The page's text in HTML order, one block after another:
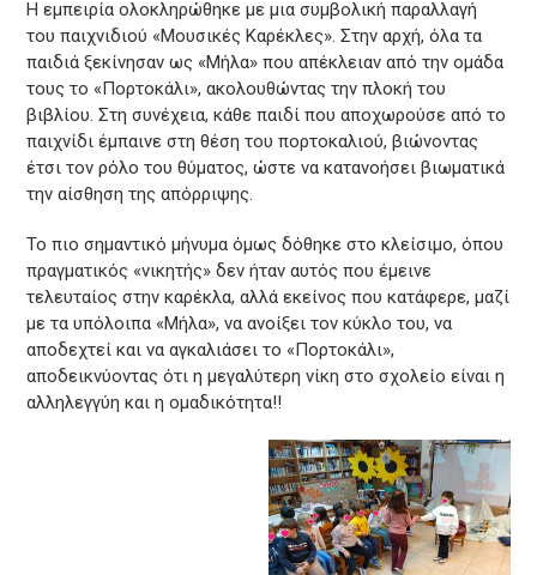
Η εμπειρία ολοκληρώθηκε με μια συμβολική παραλλαγή
του παιχνιδιού «Μουσικές Καρέκλες». Στην αρχή, όλα τα
παιδιά ξεκίνησαν ως «Μήλα» που απέκλειαν από την ομάδα
τους το «Πορτοκάλι», ακολουθώντας την πλοκή του
βιβλίου. Στη συνέχεια, κάθε παιδί που αποχωρούσε από το
παιχνίδι έμπαινε στη θέση του πορτοκαλιού, βιώνοντας
έτσι τον ρόλο του θύματος, ώστε να κατανοήσει βιωματικά
την αίσθηση της απόρριψης.
Το πιο σημαντικό μήνυμα όμως δόθηκε στο κλείσιμο, όπου
πραγματικός «νικητής» δεν ήταν αυτός που έμεινε
τελευταίος στην καρέκλα, αλλά εκείνος που κατάφερε, μαζί
με τα υπόλοιπα «Μήλα», να ανοίξει τον κύκλο του, να
αποδεχτεί και να αγκαλιάσει το «Πορτοκάλι»,
αποδεικνύοντας ότι η μεγαλύτερη νίκη στο σχολείο είναι η
αλληλεγγύη και η ομαδικότητα!!